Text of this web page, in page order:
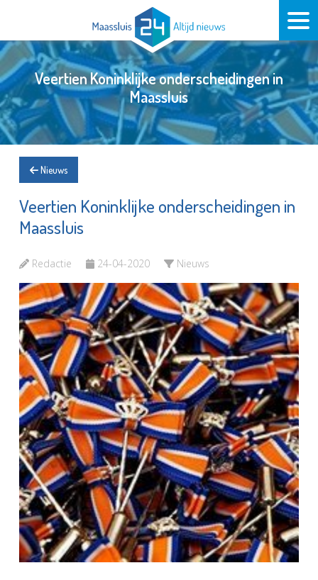
Veertien Koninklijke onderscheidingen in
Maassluis
Nieuws
Veertien Koninklijke onderscheidingen in
Maassluis
Redactie 24-04-2020 Nieuws